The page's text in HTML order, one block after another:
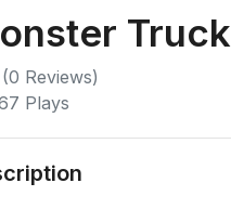
Reviews)
Plays